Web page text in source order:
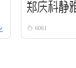
郑庆科静
体-古朴
6061